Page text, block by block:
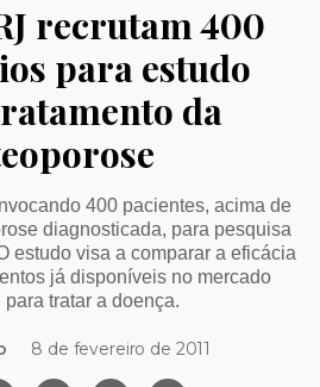
recrutam 400
para estudo
da
400 pacientes, acima de
diagnosticada, para pesquisa
estudo visa a comparar a eficácia
já disponíveis no mercado
tratar a doença.
8 de fevereiro de 2011